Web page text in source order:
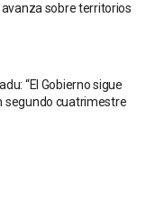
avanza sobre territorios
“El Gobierno sigue
segundo cuatrimestre